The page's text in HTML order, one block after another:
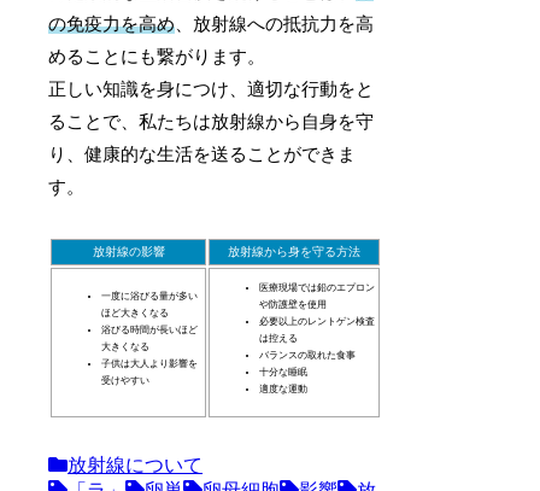
の免疫力を高め 、放射線への抵抗力を高
めることにも繋がります。
正しい知識を身につけ、適切な行動をと
ることで、私たちは放射線から自身を守
り、健康的な生活を送ることができま
す。
放射線の影響 放射線から身を守る方法
一度に浴びる量が多い
ほど大きくなる
浴びる時間が長いほど
大きくなる
子供は大人より影響を
受けやすい
医療現場では鉛のエプロン
や防護壁を使用
必要以上のレントゲン検査
は控える
バランスの取れた食事
十分な睡眠
適度な運動
放射線について